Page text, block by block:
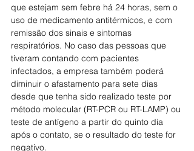
que estejam sem febre há 24 horas, sem o
uso de medicamento antitérmicos, e com
remissão dos sinais e sintomas
respiratórios. No caso das pessoas que
tiveram contando com pacientes
infectados, a empresa também poderá
diminuir o afastamento para sete dias
desde que tenha sido realizado teste por
método molecular (RT-PCR ou RT-LAMP) ou
teste de antígeno a partir do quinto dia
após o contato, se o resultado do teste for
negativo.